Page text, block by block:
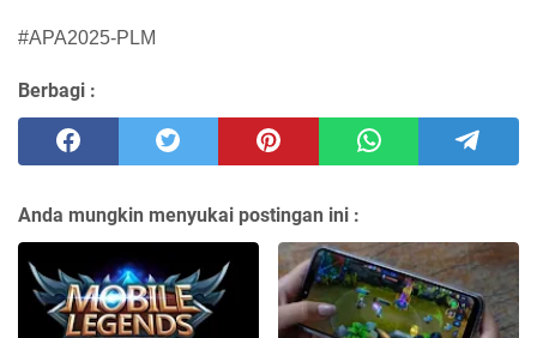
#APA2025-PLM
Berbagi :
Anda mungkin menyukai postingan ini :